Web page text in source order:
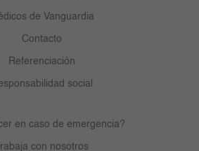
de Vanguardia
Contacto
Referenciación
social
en caso de emergencia?
Trabaja con nosotros